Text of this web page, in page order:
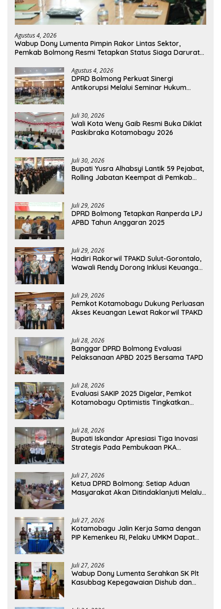
Agustus 4, 2026
Wabup Dony Lumenta Pimpin Rakor Lintas Sektor,
Pemkab Bolmong Resmi Tetapkan Status Siaga Darurat
Agustus 4, 2026
DPRD Bolmong Perkuat Sinergi
Antikorupsi Melalui Seminar Hukum
Juli 30, 2026
Wali Kota Weny Gaib Resmi Buka Diklat
Paskibraka Kotamobagu 2026
Juli 30, 2026
Bupati Yusra Alhabsyi Lantik 59 Pejabat,
Rolling Jabatan Keempat di Pemkab
Juli 29, 2026
DPRD Bolmong Tetapkan Ranperda LPJ
APBD Tahun Anggaran 2025
Juli 29, 2026
Hadiri Rakorwil TPAKD Sulut-Gorontalo,
Wawali Rendy Dorong Inklusi Keuangan
Juli 29, 2026
Pemkot Kotamobagu Dukung Perluasan
Akses Keuangan Lewat Rakorwil TPAKD
Juli 28, 2026
Banggar DPRD Bolmong Evaluasi
Pelaksanaan APBD 2025 Bersama TAPD
Juli 28, 2026
Evaluasi SAKIP 2025 Digelar, Pemkot
Kotamobagu Optimistis Tingkatkan
Juli 28, 2026
Bupati Iskandar Apresiasi Tiga Inovasi
Strategis Pada Pembukaan PKA
Juli 27, 2026
Ketua DPRD Bolmong: Setiap Aduan
Masyarakat Akan Ditindaklanjuti Melalui
Juli 27, 2026
Kotamobagu Jalin Kerja Sama dengan
PIP Kemenkeu RI, Pelaku UMKM Dapat
Juli 27, 2026
Wabup Dony Lumenta Serahkan SK Plt
Kasubbag Kepegawaian Dishub dan